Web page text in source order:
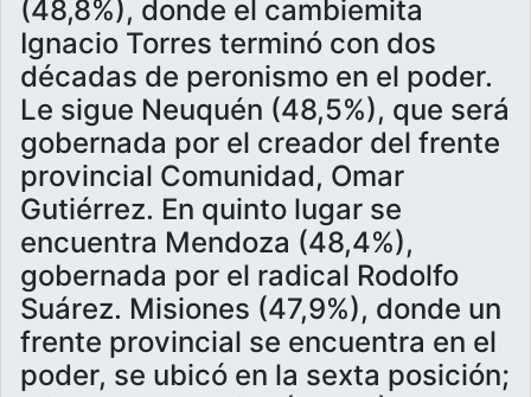
(48,8%), donde el cambiemita
Ignacio Torres terminó con dos
décadas de peronismo en el poder.
Le sigue Neuquén (48,5%), que será
gobernada por el creador del frente
provincial Comunidad, Omar
Gutiérrez. En quinto lugar se
encuentra Mendoza (48,4%),
gobernada por el radical Rodolfo
Suárez. Misiones (47,9%), donde un
frente provincial se encuentra en el
poder, se ubicó en la sexta posición;